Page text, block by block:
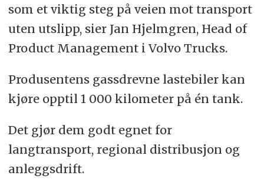
som et viktig steg på veien mot transport
uten utslipp, sier Jan Hjelmgren, Head of
Product Management i Volvo Trucks.
Produsentens gassdrevne lastebiler kan
kjøre opptil 1 000 kilometer på én tank.
Det gjør dem godt egnet for
langtransport, regional distribusjon og
anleggsdrift.